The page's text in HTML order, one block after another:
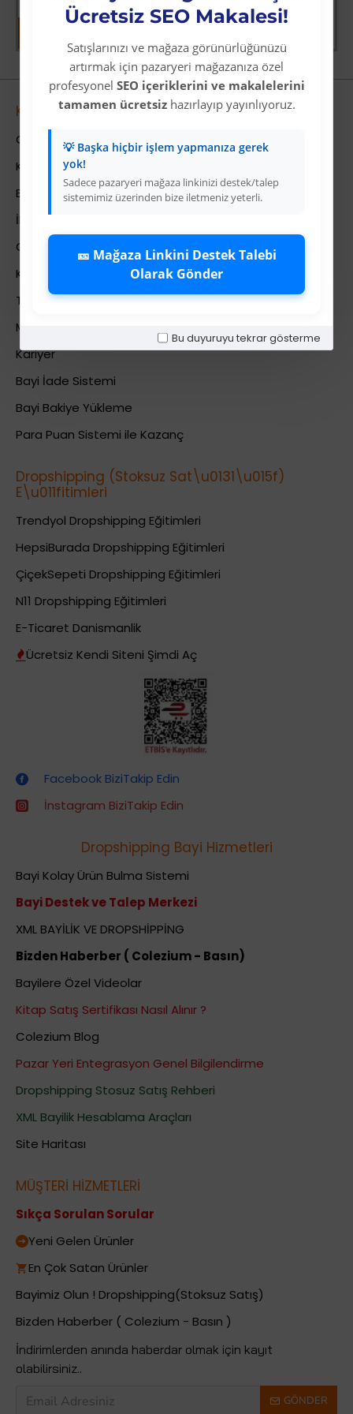
Ücretsiz SEO Makalesi!
Satışlarınızı ve mağaza görünürlüğünüzü
artırmak için pazaryeri mağazanıza özel
profesyonel SEO içeriklerini ve makalelerini
tamamen ücretsizhazırlayıp yayınlıyoruz.
💡 Başka hiçbir işlem yapmanıza gerek
yok!
Sadece pazaryeri mağaza linkinizi destek/talep
sistemimiz üzerinden bize iletmeniz yeterli.
🎫 Mağaza Linkini Destek Talebi
Olarak Gönder
Bu duyuruyu tekrar gösterme
Kurumsal
Colezium Hakkında
Kurumsal Bilgiler
Banka Hesab Bilgileri
İletişim
Gizlilik Politikası
Kullanıcı Sözleşmesi
Teslimat Bilgileri
Mesafeli Satış Sözleşmesi
Kariyer
Bayi İade Sistemi
Bayi Bakiye Yükleme
Para Puan Sistemi ile Kazanç
Dropshipping (Stoksuz Sat\u0131\u015f)
E\u011fitimleri
Trendyol Dropshipping Eğitimleri
HepsiBurada Dropshipping Eğitimleri
ÇiçekSepeti Dropshipping Eğitimleri
N11 Dropshipping Eğitimleri
E-Ticaret Danismanlik
Ücretsiz Kendi Siteni Şimdi Aç
Facebook BiziTakip Edin
İnstagram BiziTakip Edin
Dropshipping Bayi Hizmetleri
Bayi Kolay Ürün Bulma Sistemi
Bayi Destek ve Talep Merkezi
XML BAYİLİK VE DROPSHİPPİNG
Bizden Haberber ( Colezium - Basın)
Bayilere Özel Videolar
Kitap Satış Sertifikası Nasıl Alınır ?
Colezium Blog
Pazar Yeri Entegrasyon Genel Bilgilendirme
Dropshipping Stosuz Satış Rehberi
XML Bayilik Hesablama Araçları
Site Haritası
MÜŞTERİ HİZMETLERİ
Sıkça Sorulan Sorular
Yeni Gelen Ürünler
En Çok Satan Ürünler
Bayimiz Olun ! Dropshipping(Stoksuz Satış)
Bizden Haberber ( Colezium - Basın )
İndirimlerden anında haberdar olmak için kayıt
olabilirsiniz..
GÖNDER